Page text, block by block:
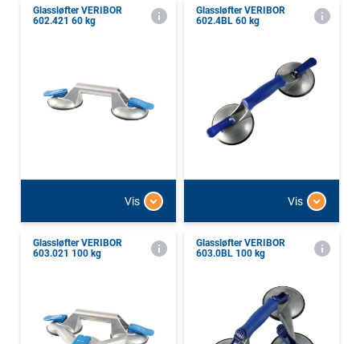
Glassløfter VERIBOR
602.421 60 kg
Vis
Glassløfter VERIBOR
602.4BL 60 kg
Vis
Glassløfter VERIBOR
603.021 100 kg
Glassløfter VERIBOR
603.0BL 100 kg